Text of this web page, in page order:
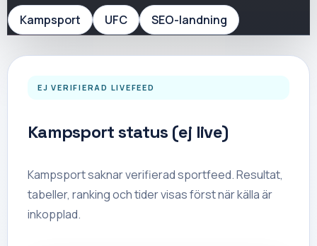
Kampsport UFC SEO-landning
EJ VERIFIERAD LIVEFEED
Kampsport status (ej live)
Kampsport saknar verifierad sportfeed. Resultat,
tabeller, ranking och tider visas först när källa är
inkopplad.